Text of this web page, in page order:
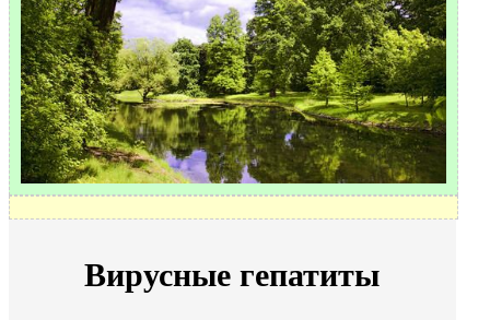
Вирусные гепатиты